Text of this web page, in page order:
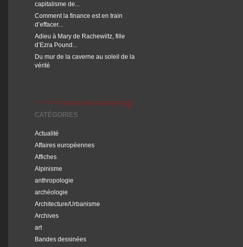
capitalisme de...
Comment la finance est en train
d’effacer...
Adieu à Mary de Rachewiltz, fille
d’Ezra Pound...
Du mur de la caverne au soleil de la
vérité
CATÉGORIES
Actualité
Affaires européennes
Affiches
Alpinisme
anthropologie
archéologie
Architecture/Urbanisme
Archives
art
Bandes dessinées